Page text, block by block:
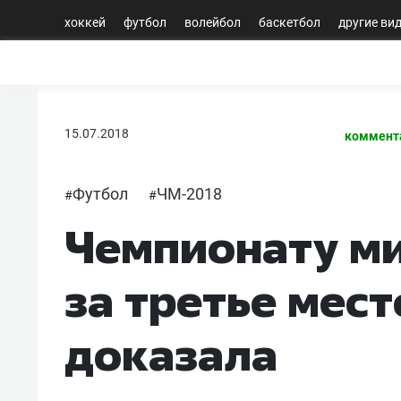
хоккей футбол волейбол баскетбол другие
15.07.2018
#Футбол #ЧМ-2018
Чемпионату
за третье
доказала